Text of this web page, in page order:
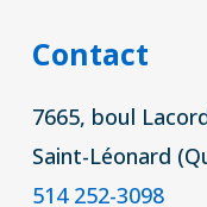
Contact
7665, boul
Saint-Léonard
514 252-3098